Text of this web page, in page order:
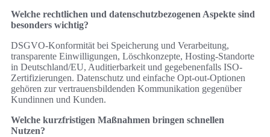
Welche rechtlichen und datenschutzbezogenen Aspekte sind
besonders wichtig?
DSGVO-Konformität bei Speicherung und Verarbeitung,
transparente Einwilligungen, Löschkonzepte, Hosting-Standorte
in Deutschland/EU, Auditierbarkeit und gegebenenfalls ISO-
Zertifizierungen. Datenschutz und einfache Opt-out-Optionen
gehören zur vertrauensbildenden Kommunikation gegenüber
Kundinnen und Kunden.
Welche kurzfristigen Maßnahmen bringen schnellen
Nutzen?